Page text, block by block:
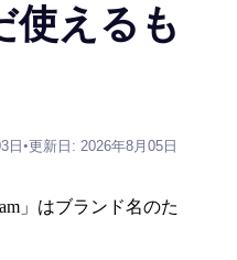
使えるも
日•更新日: 2026年8月05日
」はブランド名のた